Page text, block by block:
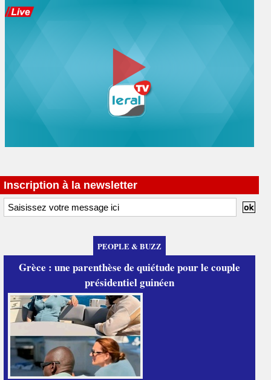
Inscription à la newsletter
PEOPLE & BUZZ
Grèce : une parenthèse de quiétude pour le couple
présidentiel guinéen